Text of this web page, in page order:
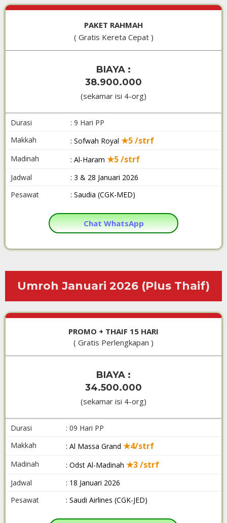
PAKET RAHMAH
( Gratis Kereta Cepat )
BIAYA :
38.900.000
(sekamar isi 4-org)
Durasi
: 9 Hari PP
Makkah
: Sofwah Royal ★5 /strf
Madinah : Al-Haram ★5 /strf
Jadwal
: 3 & 28 Januari 2026
Pesawat
: Saudia (CGK-MED)
Chat WhatsApp
Umroh Januari 2026 (Plus Thaif)
PROMO + THAIF 15 HARI
( Gratis Perlengkapan )
BIAYA :
34.500.000
(sekamar isi 4-org)
Durasi
: 09 Hari PP
Makkah
: Al Massa Grand ★4/strf
Madinah : Odst Al-Madinah ★3 /strf
Jadwal
: 18 Januari 2026
Pesawat
: Saudi Airlines (CGK-JED)